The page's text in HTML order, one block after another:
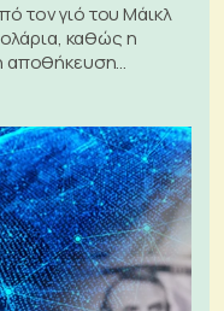
τον γιό του Μάικλ
καθώς η
αποθήκευση